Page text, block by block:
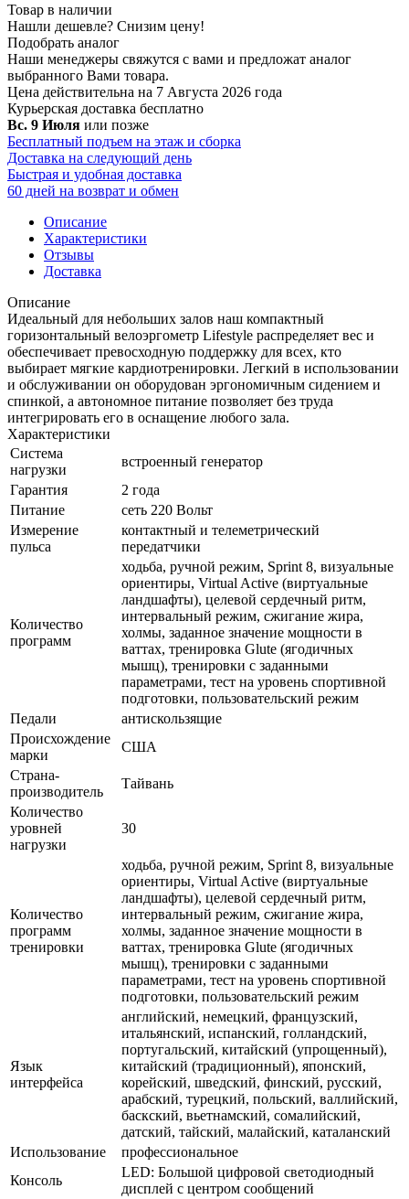
Товар в наличии
Нашли дешевле? Снизим цену!
Подобрать аналог
Наши менеджеры свяжутся с вами и предложат аналог
выбранного Вами товара.
Цена действительна на 7 Августа 2026 года
Курьерская доставка бесплатно
Вс. 9 Июля или позже
Бесплатный подъем на этаж и сборка
Доставка на следующий день
Быстрая и удобная доставка
60 дней на возврат и обмен
Описание
Характеристики
Отзывы
Доставка
Описание
Идеальный для небольших залов наш компактный
горизонтальный велоэргометр Lifestyle распределяет вес и
обеспечивает превосходную поддержку для всех, кто
выбирает мягкие кардиотренировки. Легкий в использовании
и обслуживании он оборудован эргономичным сидением и
спинкой, а автономное питание позволяет без труда
интегрировать его в оснащение любого зала.
Характеристики
Система
нагрузки
встроенный генератор
Гарантия
2 года
Питание
сеть 220 Вольт
Измерение
пульса
контактный и телеметрический
передатчики
Количество
программ
ходьба, ручной режим, Sprint 8, визуальные
ориентиры, Virtual Active (виртуальные
ландшафты), целевой сердечный ритм,
интервальный режим, сжигание жира,
холмы, заданное значение мощности в
ваттах, тренировка Glute (ягодичных
мышц), тренировки с заданными
параметрами, тест на уровень спортивной
подготовки, пользовательский режим
Педали
антискользящие
Происхождение
марки
США
Страна-
производитель
Тайвань
Количество
уровней
нагрузки
30
Количество
программ
тренировки
ходьба, ручной режим, Sprint 8, визуальные
ориентиры, Virtual Active (виртуальные
ландшафты), целевой сердечный ритм,
интервальный режим, сжигание жира,
холмы, заданное значение мощности в
ваттах, тренировка Glute (ягодичных
мышц), тренировки с заданными
параметрами, тест на уровень спортивной
подготовки, пользовательский режим
Язык
интерфейса
английский, немецкий, французский,
итальянский, испанский, голландский,
португальский, китайский (упрощенный),
китайский (традиционный), японский,
корейский, шведский, финский, русский,
арабский, турецкий, польский, валлийский,
баскский, вьетнамский, сомалийский,
датский, тайский, малайский, каталанский
Использование
профессиональное
Консоль
LED: Большой цифровой светодиодный
дисплей с центром сообщений